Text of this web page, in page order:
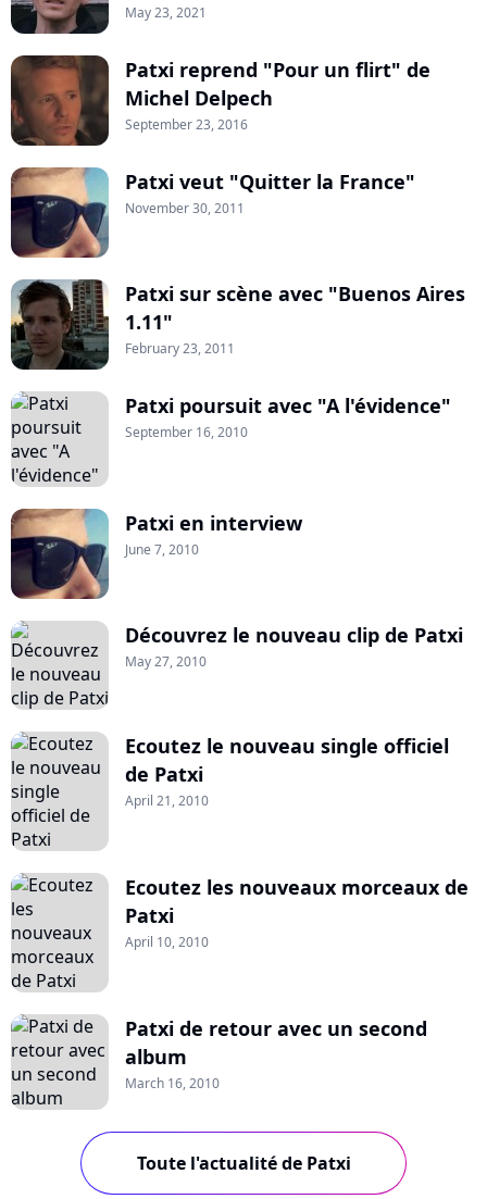
May 23, 2021
Patxi reprend "Pour un flirt" de
Michel Delpech
September 23, 2016
Patxi veut "Quitter la France"
November 30, 2011
Patxi sur scène avec "Buenos Aires
1.11"
February 23, 2011
Patxi poursuit avec "A l'évidence"
September 16, 2010
Patxi en interview
June 7, 2010
Découvrez le nouveau clip de Patxi
May 27, 2010
Ecoutez le nouveau single officiel
de Patxi
April 21, 2010
Ecoutez les nouveaux morceaux de
Patxi
April 10, 2010
Patxi de retour avec un second
album
March 16, 2010
Toute l'actualité de Patxi